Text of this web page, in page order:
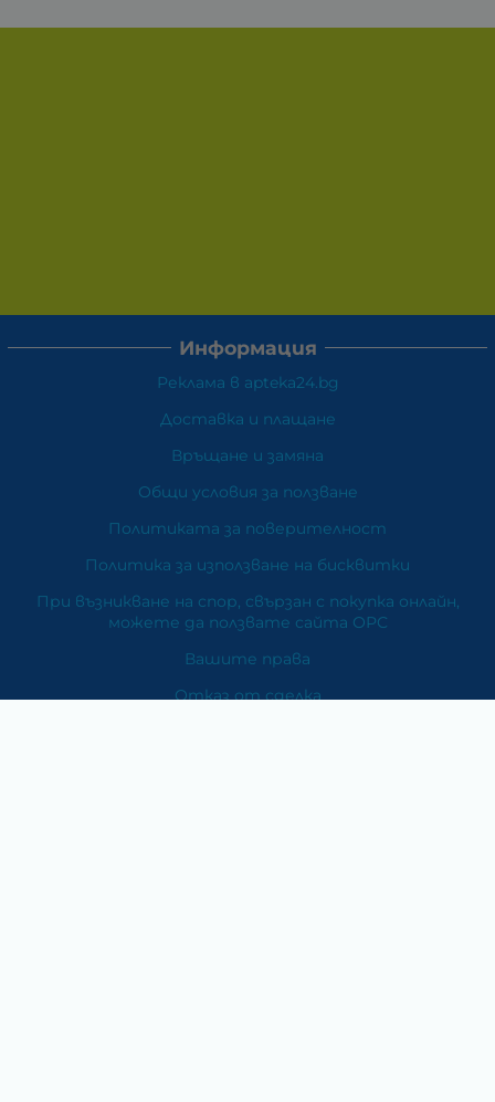
Информация
Реклама в apteka24.bg
Доставка и плащане
Връщане и замяна
Общи условия за ползване
Политиката за поверителност
Политика за използване на бисквитки
При възникване на спор, свързан с покупка онлайн,
можете да ползвате сайта ОРС
Вашите права
Отказ от сделка